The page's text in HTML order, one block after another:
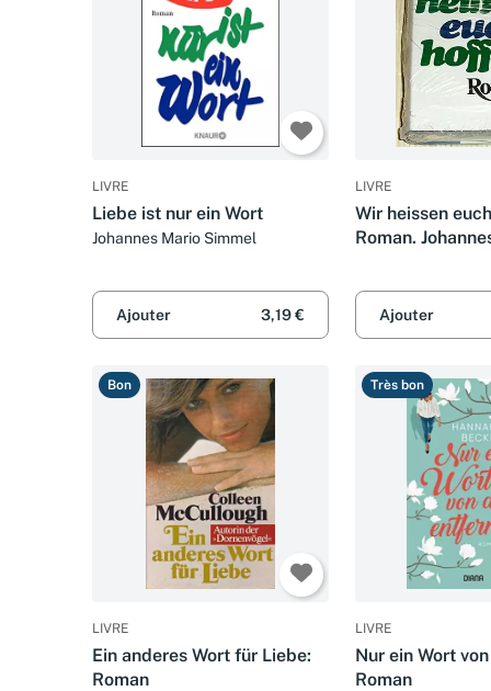
LIVRE
Liebe ist nur ein Wort
Johannes Mario Simmel
Ajouter 3,19 €
LIVRE
Wir heissen
Roman.
Ajouter
Bon
LIVRE
Ein anderes Wort für Liebe:
Roman
Très bon
LIVRE
Nur ein Wort
Roman